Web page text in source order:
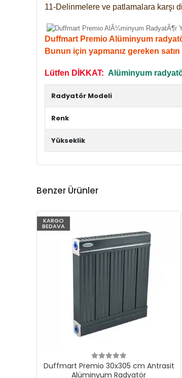
11-Delinmelere ve patlamalara karşı
Duffmart Premio Alüminyum
Bunun için yapmanız gereken
Lütfen DİKKAT: Alüminyum
Radyatör Modeli
Renk
Yükseklik
Benzer Ürünler
KARGO
BEDAVA
Duffmart Premio 30x305 cm Antrasit
Alüminyum Radyatör